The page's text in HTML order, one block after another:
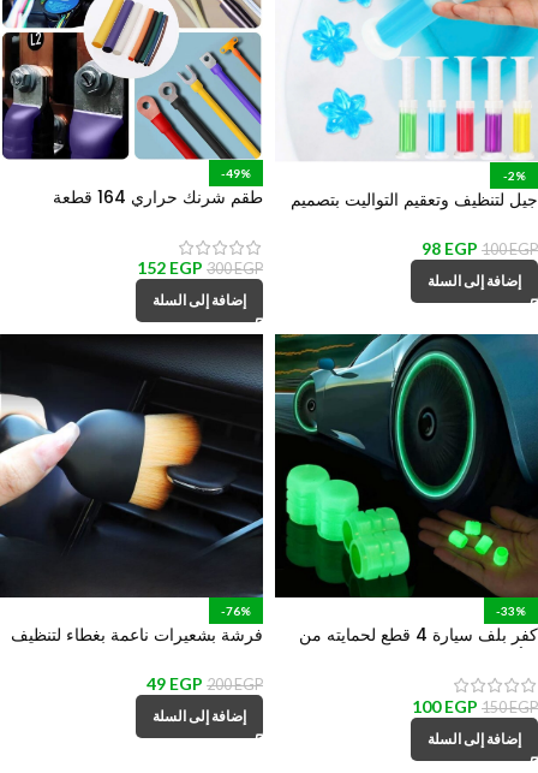
-2%
جيل لتنظيف وتعقيم التواليت بتصميم
100EGP
98 EGP
إضافة إلى السلة
-49%
طقم شرنك حراري 164 قطعة
والكابلات والحفاظ عليها من القطع
300EGP
152 EGP
إضافة إلى السلة
-33%
كفر بلف سيارة 4 قطع لحمايته من
الكوتش
150EGP
100EGP
إضافة إلى السلة
-76%
فرشة بشعيرات ناعمة بغطاء لتنظيف
200EGP
49 EGP
إضافة إلى السلة